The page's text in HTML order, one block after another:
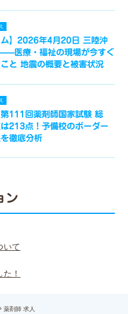
ム】2026年4月20日 三陸沖
医療・福祉の現場が今すぐ
と 地震の概要と被害状況
第111回薬剤師国家試験 総
213点！予備校のボーダー
徹底分析
ン
いて
！
薬剤師 求人